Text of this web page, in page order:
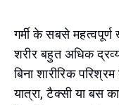
गर्मी के सबसे
शरीर बहुत अधिक
बिना शारीरिक
यात्रा, टैक्सी या बस